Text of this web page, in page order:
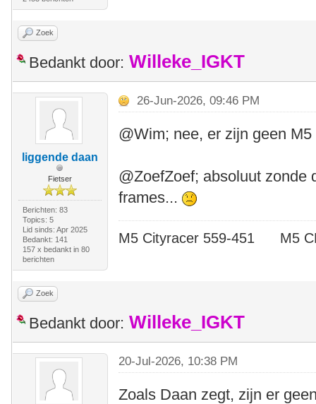
Zoek
Bedankt door: Willeke_IGKT
liggende daan
Fietser
Berichten: 83
Topics: 5
Lid sinds: Apr 2025
Bedankt: 141
157 x bedankt in 80
berichten
26-Jun-2026, 09:46 PM
@Wim; nee, er zijn geen
@ZoefZoef; absoluut zonde
frames...
M5 Cityracer 559-451 M5
Zoek
Bedankt door: Willeke_IGKT
20-Jul-2026, 10:38 PM
Zoals Daan zegt, zijn er